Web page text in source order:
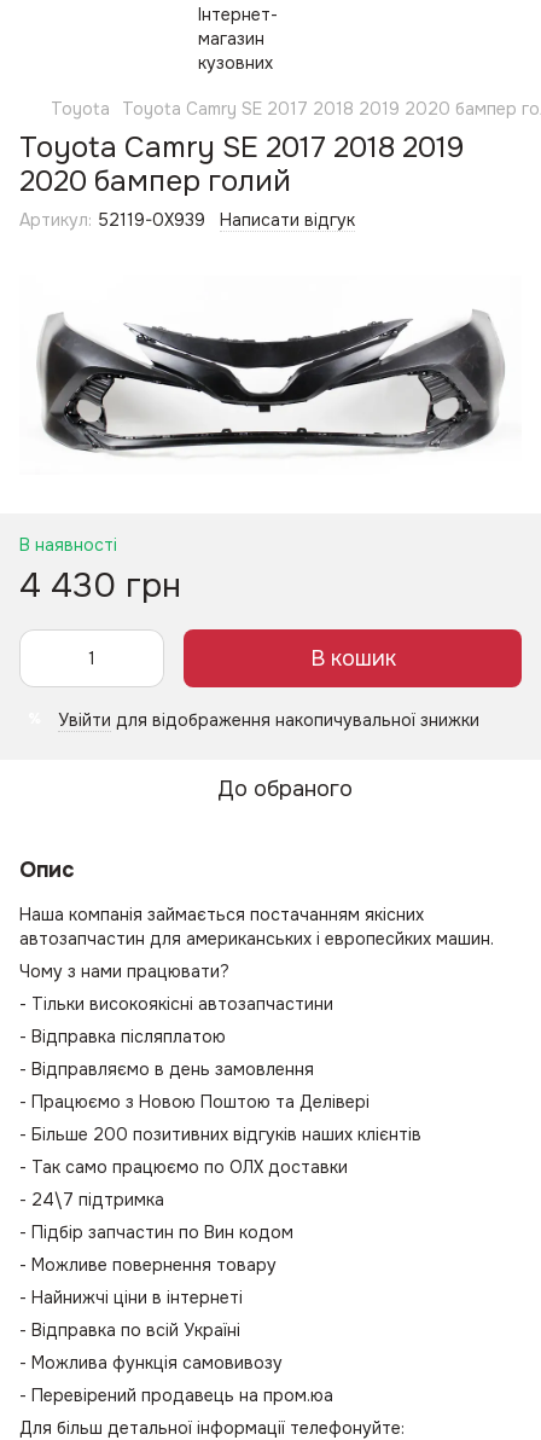
Toyota Toyota Camry SE 2017 2018 2019 2020 бампер
Toyota Camry SE 2017 2018 2019
2020 бампер голий
Артикул: 52119-0X939 Написати відгук
В наявності
4 430 грн
В кошик
Увійти для відображення накопичувальної знижки
До обраного
Опис
Наша компанія займається постачанням якісних
автозапчастин для американських і европесйких машин.
Чому з нами працювати?
- Тільки високоякісні автозапчастини
- Відправка післяплатою
- Відправляємо в день замовлення
- Працюємо з Новою Поштою та Делівері
- Більше 200 позитивних відгуків наших клієнтів
- Так само працюємо по ОЛХ доставки
- 24\7 підтримка
- Підбір запчастин по Вин кодом
- Можливе повернення товару
- Найнижчі ціни в інтернеті
- Відправка по всій Україні
- Можлива функція самовивозу
- Перевірений продавець на пром.юа
Для більш детальної інформації телефонуйте: